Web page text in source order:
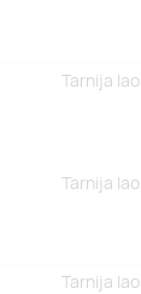
Tarnija
Tarnija
Tarnija